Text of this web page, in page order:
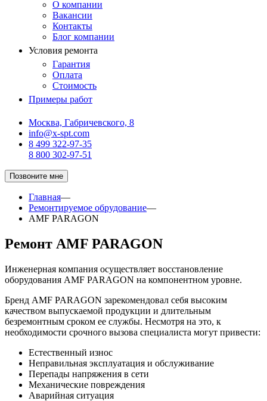
О компании
Вакансии
Контакты
Блог компании
Условия ремонта
Гарантия
Оплата
Стоимость
Примеры работ
Москва, Габричевского, 8
info@x-spt.com
8 499 322-97-35
8 800 302-97-51
Позвоните мне
Главная—
Ремонтируемое обрудование—
AMF PARAGON
Ремонт AMF PARAGON
Инженерная компания осуществляет восстановление
оборудования AMF PARAGON на компонентном уровне.
Бренд AMF PARAGON зарекомендовал себя высоким
качеством выпускаемой продукции и длительным
безремонтным сроком ее службы. Несмотря на это, к
необходимости срочного вызова специалиста могут привести:
Естественный износ
Неправильная эксплуатация и обслуживание
Перепады напряжения в сети
Механические повреждения
Аварийная ситуация